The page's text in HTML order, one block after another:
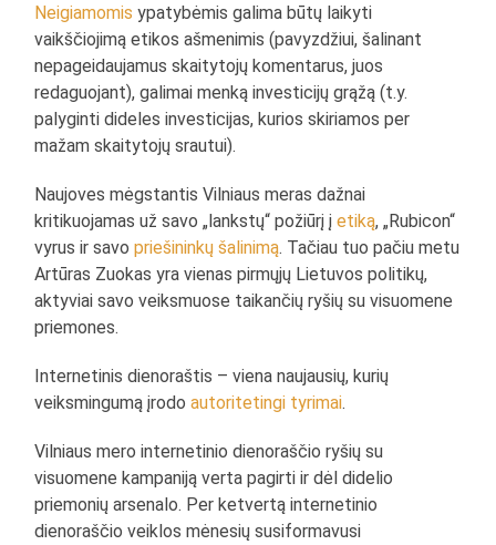
Neigiamomis ypatybėmis galima būtų laikyti
vaikščiojimą etikos ašmenimis (pavyzdžiui, šalinant
nepageidaujamus skaitytojų komentarus, juos
redaguojant), galimai menką investicijų grąžą (t.y.
palyginti dideles investicijas, kurios skiriamos per
mažam skaitytojų srautui).
Naujoves mėgstantis Vilniaus meras dažnai
kritikuojamas už savo „lankstų“ požiūrį įetiką, „Rubicon“
vyrus ir savopriešininkų šalinimą. Tačiau tuo pačiu metu
Artūras Zuokas yra vienas pirmųjų Lietuvos politikų,
aktyviai savo veiksmuose taikančių ryšių su visuomene
priemones.
Internetinis dienoraštis – viena naujausių, kurių
veiksmingumą įrodoautoritetingi tyrimai.
Vilniaus mero internetinio dienoraščio ryšių su
visuomene kampaniją verta pagirti ir dėl didelio
priemonių arsenalo. Per ketvertą internetinio
dienoraščio veiklos mėnesių susiformavusi